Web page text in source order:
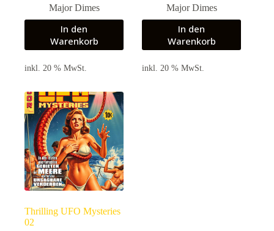
Major Dimes
In den
Warenkorb
inkl. 20 % MwSt.
Major Dimes
In den
Warenkorb
inkl. 20 % MwSt.
Thrilling UFO Mysteries
02